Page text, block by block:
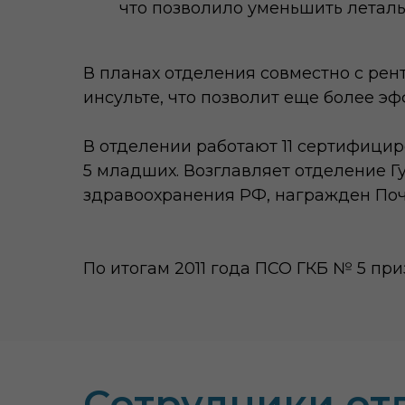
что позволило уменьшить
В планах отделения совместно с
инсульте, что позволит еще более
В отделении работают 11
5 младших. Возглавляет отделение
здравоохранения РФ, награжден
По итогам 2011 года ПСО ГКБ № 5